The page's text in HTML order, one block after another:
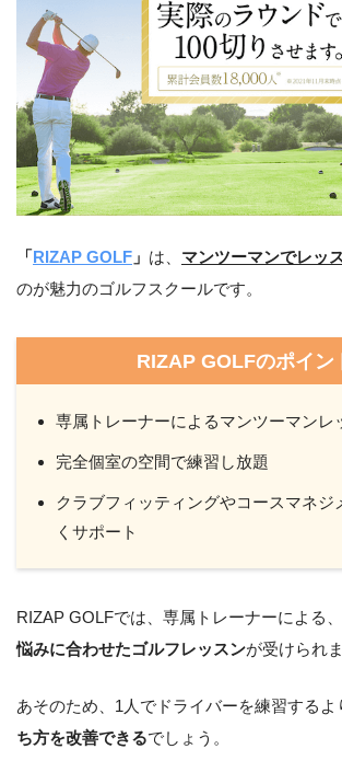
「RIZAP GOLF 」 は、 マンツーマンでレッ
のが魅力のゴルフスクールです。
RIZAP GOLFのポイン
専属トレーナーによるマンツーマンレ
完全個室の空間で練習し放題
クラブフィッティングやコースマネジ
くサポート
RIZAP GOLFでは、専属トレーナーによる、
悩みに合わせたゴルフレッスンが受けられま
あそのため、1人でドライバーを練習するよ
ち方を改善できるでしょう。